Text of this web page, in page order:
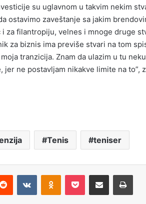
su uglavnom u takvim nekim
ostavimo zaveštanje sa jakim
za filantropiju, velnes i mnoge druge
za biznis ima previše stvari na tom
tranzicija. Znam da ulazim u tu
ne postavljam nikakve limite na to”,
Tenis teniser